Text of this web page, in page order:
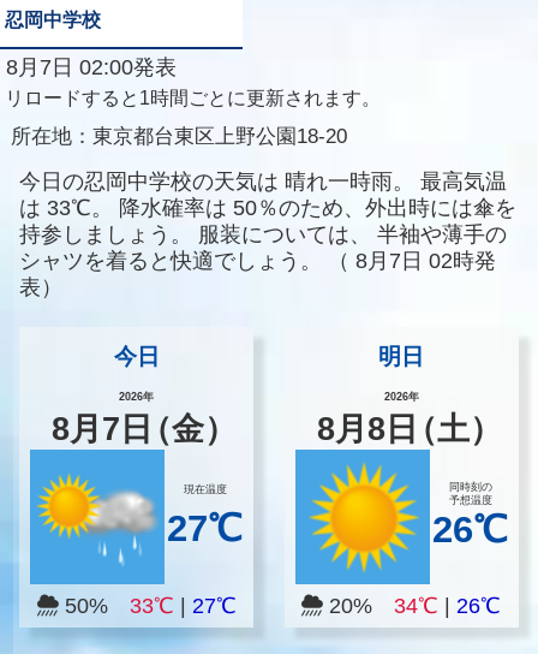
忍岡中学校
8月7日 02:00発表
リロードすると1時間ごとに更新されます。
所在地： 東京都台東区上野公園18-20
今日の忍岡中学校の天気は 晴れ一時雨。
最高気温
は 33℃。 降水確率は 50％のため、外出時には傘を
持参しましょう。
服装については、
半袖や薄手の
シャツを着ると快適でしょう。
（ 8月7日 02時発
表）
今日
2026年
8月 7 日（金）
現在温度
27℃
50% 33℃ 27℃
明日
2026年
8月8 日（土）
同時刻の
予想温度
26℃
20% 34℃ |26℃